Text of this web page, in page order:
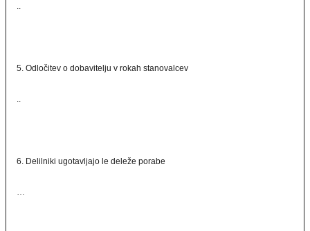
..
5. Odločitev o dobavitelju v rokah stanovalcev
..
6. Delilniki ugotavljajo le deleže porabe
…